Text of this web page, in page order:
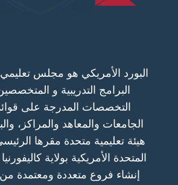
البورد الأمريكي هو مجلس
البرامج التدريبية و
التخصصات المدرجة على
الجامعات والمعاهد والمراكز،
هيئة تعليمية متحدة مقرها
المتحدة الأمريكية بولاية
إنشاء فروع متعددة ومعتمدة